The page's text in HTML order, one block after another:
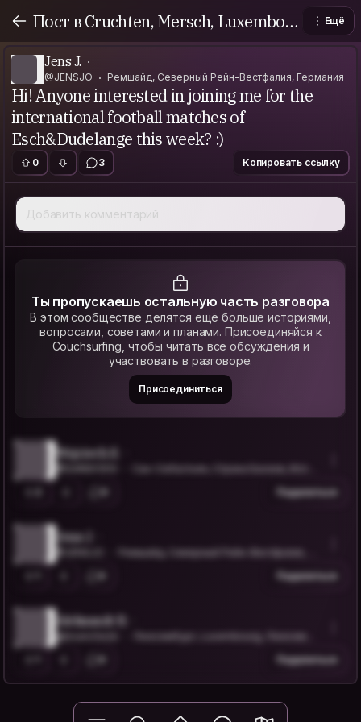
Пост в Cruchten, Mersch, Luxembour
g
Ещё
Jens J.
@JENSJO Ремшайд, Северный Рейн-Вестфалия, Германия
Hi! Anyone interested in joining me for the
international football matches of
Esch&Dudelange this week? :)
0 3 Копировать ссылку
Добавить комментарий
Ты пропускаешь остальную часть разговора
В этом сообществе делятся ещё больше историями,
вопросами, советами и планами. Присоединяйся к
Couchsurfing, чтобы читать все обсуждения и
участвовать в разговоре.
Присоединиться
Wojciech S.
Сан-Себастьян, Страна Басков, Испан
ия
Поделиться
Jens J.
Ремшайд, Северный Рейн-Вестфалия, Ге
рмания
Поделиться
Aleksandr B.
@bsanchezb
Люксембург, Luxembourg, Люксембу
рг
Поделиться